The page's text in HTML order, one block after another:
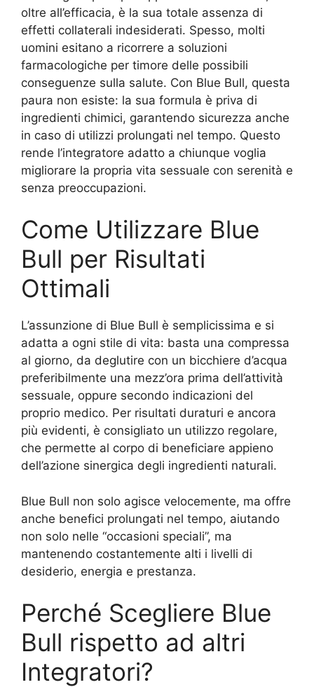
oltre all’efficacia, è la sua totale assenza di
effetti collaterali indesiderati. Spesso, molti
uomini esitano a ricorrere a soluzioni
farmacologiche per timore delle possibili
conseguenze sulla salute. Con Blue Bull, questa
paura non esiste: la sua formula è priva di
ingredienti chimici, garantendo sicurezza anche
in caso di utilizzi prolungati nel tempo. Questo
rende l’integratore adatto a chiunque voglia
migliorare la propria vita sessuale con serenità e
senza preoccupazioni.
Come Utilizzare Blue
Bull per Risultati
Ottimali
L’assunzione di Blue Bull è semplicissima e si
adatta a ogni stile di vita: basta una compressa
al giorno, da deglutire con un bicchiere d’acqua
preferibilmente una mezz’ora prima dell’attività
sessuale, oppure secondo indicazioni del
proprio medico. Per risultati duraturi e ancora
più evidenti, è consigliato un utilizzo regolare,
che permette al corpo di beneficiare appieno
dell’azione sinergica degli ingredienti naturali.
Blue Bull non solo agisce velocemente, ma offre
anche benefici prolungati nel tempo, aiutando
non solo nelle “occasioni speciali”, ma
mantenendo costantemente alti i livelli di
desiderio, energia e prestanza.
Perché Scegliere Blue
Bull rispetto ad altri
Integratori?